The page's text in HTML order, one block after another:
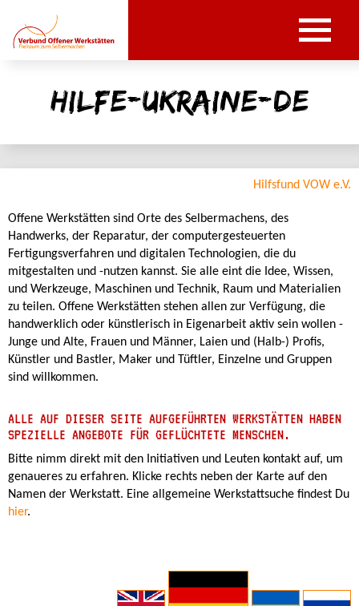
hilfe-ukraine-de
Hilfsfund VOW e.V.
Offene Werkstätten sind Orte des Selbermachens, des
Handwerks, der Reparatur, der computergesteuerten
Fertigungsverfahren und digitalen Technologien, die du
mitgestalten und -nutzen kannst. Sie alle eint die Idee, Wissen,
und Werkzeuge, Maschinen und Technik, Raum und Materialien
zu teilen. Offene Werkstätten stehen allen zur Verfügung, die
handwerklich oder künstlerisch in Eigenarbeit aktiv sein wollen -
Junge und Alte, Frauen und Männer, Laien und (Halb-) Profis,
Künstler und Bastler, Maker und Tüftler, Einzelne und Gruppen
sind willkommen.
ALLE AUF DIESER SEITE AUFGEFÜHRTEN WERKSTÄTTEN HABEN
SPEZIELLE ANGEBOTE FÜR GEFLÜCHTETE MENSCHEN.
Bitte nimm direkt mit den Initiativen und Leuten kontakt auf, um
genaueres zu erfahren. Klicke rechts neben der Karte auf den
Namen der Werkstatt. Eine allgemeine Werkstattsuche findest Du
hier.